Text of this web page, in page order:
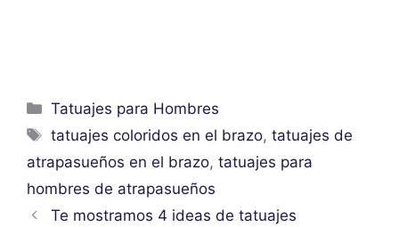
Categorías
Tatuajes para Hombres
Etiquetas
tatuajes coloridos en el brazo,tatuajes de
atrapasueños en el brazo, tatuajes para
hombres de atrapasueños
Te mostramos 4 ideas de tatuajes